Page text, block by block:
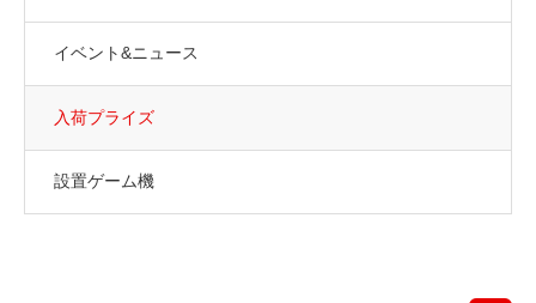
イベント&ニュース
入荷プライズ
設置ゲーム機